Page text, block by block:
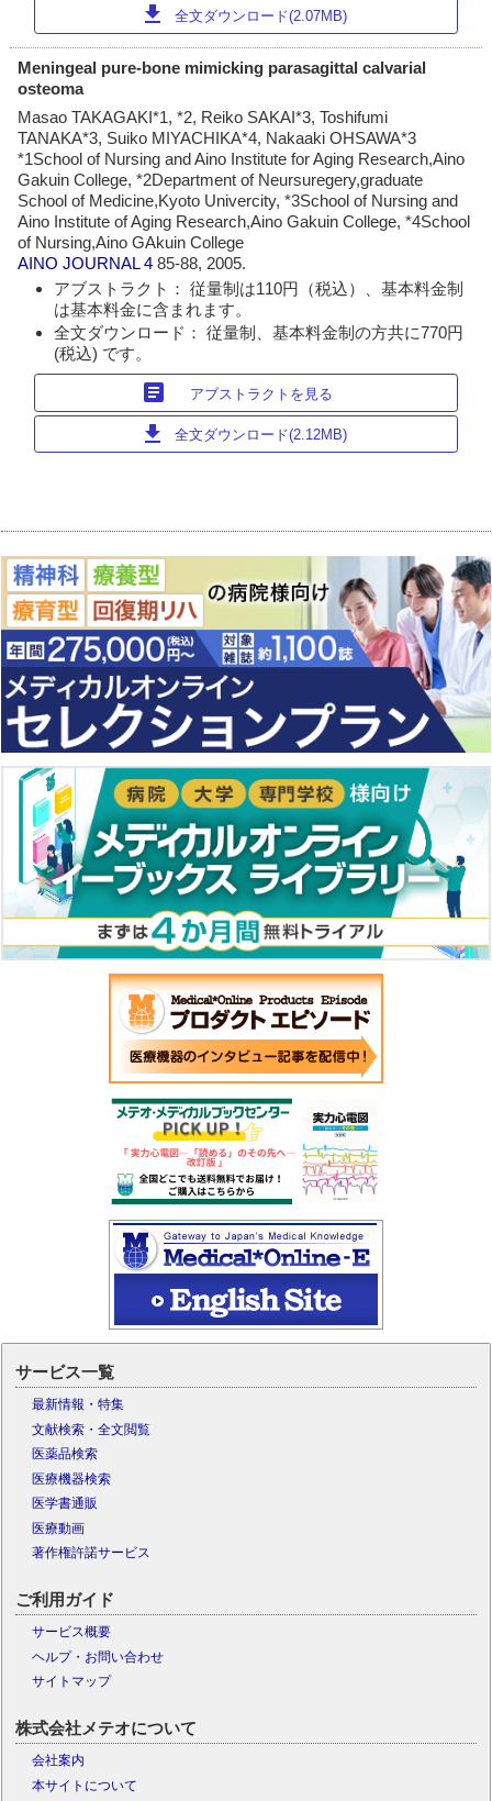
download 全文ダウンロード(2.07MB)
Meningeal pure-bone mimicking parasagittal calvarial
osteoma
Masao TAKAGAKI*1, *2, Reiko SAKAI*3, Toshifumi
TANAKA*3, Suiko MIYACHIKA*4, Nakaaki OHSAWA*3
*1School of Nursing and Aino Institute for Aging Research,Aino
Gakuin College, *2Department of Neursuregery,graduate
School of Medicine,Kyoto Univercity, *3School of Nursing and
Aino Institute of Aging Research,Aino Gakuin College, *4School
of Nursing,Aino GAkuin College
AINO JOURNAL 485-88, 2005.
アブストラクト： 従量制は110円（税込）、基本料金制
は基本料金に含まれます。
全文ダウンロード： 従量制、基本料金制の方共に770円
(税込) です。
article アブストラクトを見る
download 全文ダウンロード(2.12MB)
サービス一覧
最新情報・特集
文献検索・全文閲覧
医薬品検索
医療機器検索
医学書通販
医療動画
著作権許諾サービス
ご利用ガイド
サービス概要
ヘルプ・お問い合わせ
サイトマップ
株式会社メテオについて
会社案内
本サイトについて